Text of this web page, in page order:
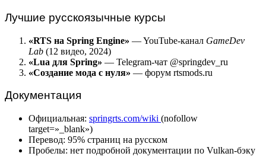
Лучшие русскоязычные курсы
«RTS на Spring Engine» — YouTube-канал GameDev
Lab (12 видео, 2024)
«Lua для Spring» — Telegram-чат @springdev_ru
«Создание мода с нуля» — форум rtsmods.ru
Документация
Официальная: springrts.com/wiki (nofollow
target=»_blank»)
Перевод: 95% страниц на русском
Пробелы: нет подробной документации по Vulkan-бэку